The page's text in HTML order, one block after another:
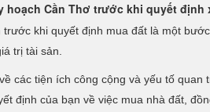
hoạch Cần Thơ trước khi quyết
khi quyết định mua đất là một
trị tài sản.
các tiện ích công cộng và yếu tố
định của bạn về việc mua nhà đất,